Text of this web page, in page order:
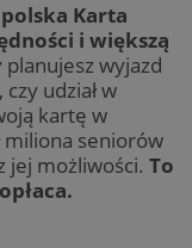
Karta
i większą
planujesz wyjazd
udział w
kartę w
miliona seniorów
jej możliwości. To